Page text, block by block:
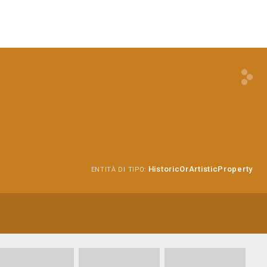
ENTITÀ DI TIPO: HistoricOrArtisticProperty